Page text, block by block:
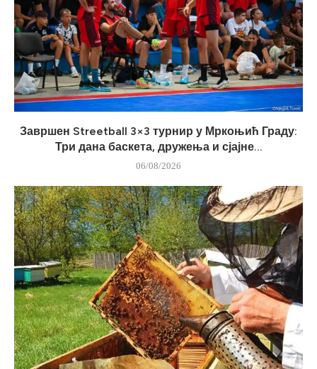
Завршен Streetball 3×3 турнир у Мркоњић Граду:
Три дана баскета, дружења и сјајне...
06/08/2026